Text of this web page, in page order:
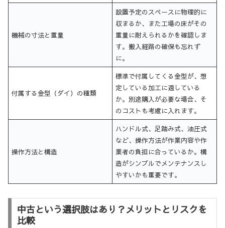
機械の寸法と重量
設置予定のスペースに物理的に
収まるか、また工場の床がその
重量に耐えられるかを確認しま
す。搬入経路の確保も忘れず
に。
付属する金型（ダイ）の種類
標準で付属してくる金型が、想
定している加工に適している
か。別途購入が必要な場合、そ
のコストも考慮に入れます。
操作方法と構造
ハンドル式、足踏み式、油圧式
など、操作方法が作業内容や作
業者の負担に合っているか。構
造がシンプルでメンテナンスし
やすいかも重要です。
中古という選択肢はあり？メリットとリスクを
比較